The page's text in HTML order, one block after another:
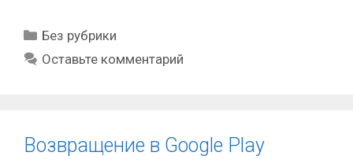
Рубрики
Без рубрики
Оставьте комментарий
Возвращение в Google Play